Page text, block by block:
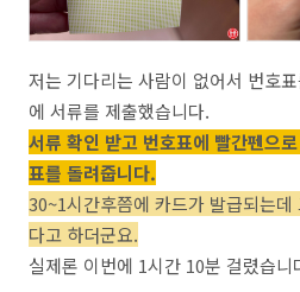
저는 기다리는 사람이 없어서 번호
에 서류를 제출했습니다.
서류 확인 받고 번호표에 빨간펜으
표를 돌려줍니다.
30~1시간후쯤에 카드가 발급되는
다고 하더군요.
실제론 이번에 1시간 10분 걸렸습니